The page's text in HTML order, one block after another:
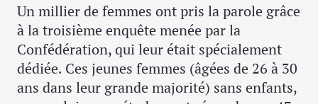
Un millier de femmes ont pris la parole grâce
à la troisième enquête menée par la
Confédération, qui leur était spécialement
dédiée. Ces jeunes femmes (âgées de 26 à 30
ans dans leur grande majorité) sans enfants,